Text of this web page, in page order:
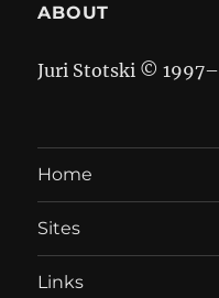
ABOUT
Juri Stotski © 1997–
Home
Sites
Links